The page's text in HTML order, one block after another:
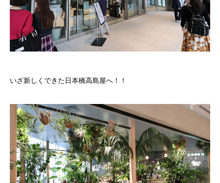
いざ新しくできた日本橋高島屋へ！！